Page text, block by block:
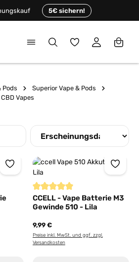
5€ sichern!
Du hast 0
Pods
Superior Vape & Pods
Vapes
Durchschnittliche Bewertung
CCELL - Vape Batterie M3
Gewinde 510 - Lila
9,99 €
Preise inkl. MwSt. und ggf. zzgl.
Versandkosten